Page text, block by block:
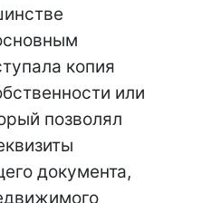
копия
или
позволял
документа,